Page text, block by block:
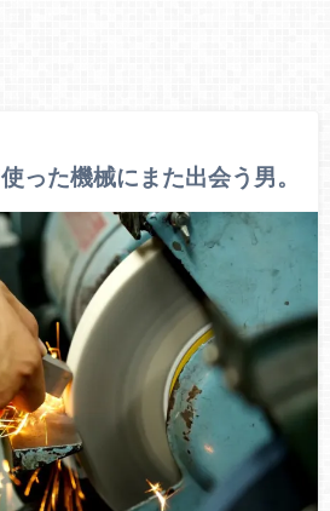
った機械にまた出会う男。